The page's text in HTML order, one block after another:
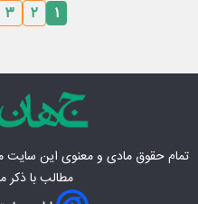
۱ ۲ ۳
تمام حقوق مادی‌ و معنوی این سایت
مطالب با ذکر